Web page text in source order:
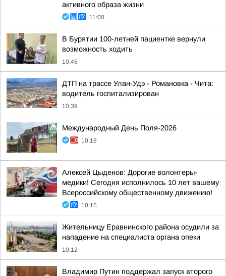
активного образа жизни
11:00
В Бурятии 100-летней пациентке вернули
возможность ходить
10:45
ДТП на трассе Улан-Удэ - Романовка - Чита:
водитель госпитализирован
10:39
Международный День Поля-2026
10:18
Алексей Цыденов: Дорогие волонтеры-
медики! Сегодня исполнилось 10 лет вашему
Всероссийскому общественному движению!
10:15
Жительницу Еравнинского района осудили за
нападение на специалиста органа опеки
10:12
Владимир Путин поддержал запуск второго